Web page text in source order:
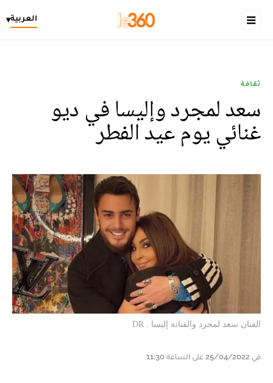
العربية▾
ثقافة
سعد لمجرد وإليسا في ديو
غنائي يوم عيد الفطر
الفنان سعد لمجرد والفنانة إليسا . DR
في 25/04/2022 على الساعة 11:30